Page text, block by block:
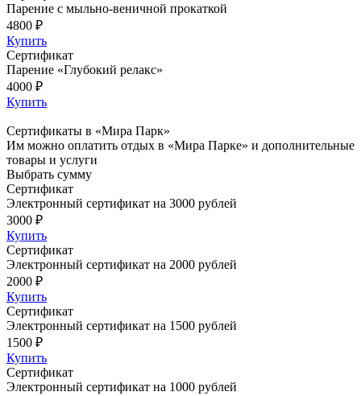
Парение с мыльно-веничной прокаткой
4800 ₽
Купить
Сертификат
Парение «Глубокий релакс»
4000 ₽
Купить
Сертификаты в «Мира Парк»
Им можно оплатить отдых в «Мира Парке» и дополнительные
товары и услуги
Выбрать сумму
Сертификат
Электронный сертификат на 3000 рублей
3000 ₽
Купить
Сертификат
Электронный сертификат на 2000 рублей
2000 ₽
Купить
Сертификат
Электронный сертификат на 1500 рублей
1500 ₽
Купить
Сертификат
Электронный сертификат на 1000 рублей